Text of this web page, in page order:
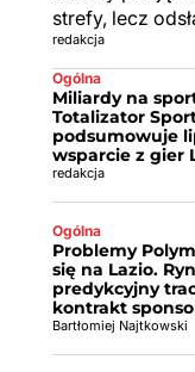
strefy, lecz
redakcja
Ogólna
Miliardy na
Totalizator
podsumowuje
wsparcie z gier
redakcja
Ogólna
Problemy
się na Lazio.
predykcyjny
kontrakt
Bartłomiej Najtkowski